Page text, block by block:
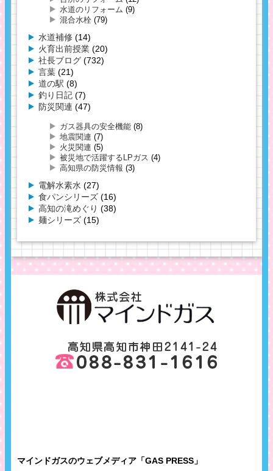
水道のリフォーム (9)
混合水栓 (79)
水道補修 (14)
火育出前授業 (20)
社長ブログ (732)
言葉 (21)
道の駅 (8)
釣り日記 (7)
防災関連 (47)
ガス器具の安全機能 (8)
地震関連 (7)
火災関連 (5)
被災地で活躍するLPガス (4)
高知県の防災情報 (3)
電解水素水 (27)
食パンシリーズ (16)
高知の滝めぐり (38)
麺シリーズ (15)
マインドガスのウェブメディア「GAS PRESS」